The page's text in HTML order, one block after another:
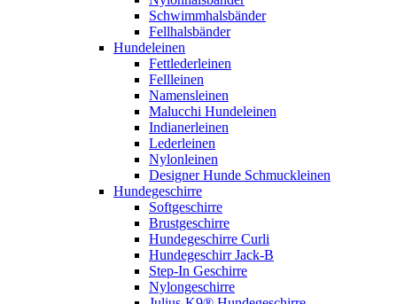
Schwimmhalsbänder
Fellhalsbänder
Hundeleinen
Fettlederleinen
Fellleinen
Namensleinen
Malucchi Hundeleinen
Indianerleinen
Lederleinen
Nylonleinen
Designer Hunde Schmuckleinen
Hundegeschirre
Softgeschirre
Brustgeschirre
Hundegeschirre Curli
Hundegeschirr Jack-B
Step-In Geschirre
Nylongeschirre